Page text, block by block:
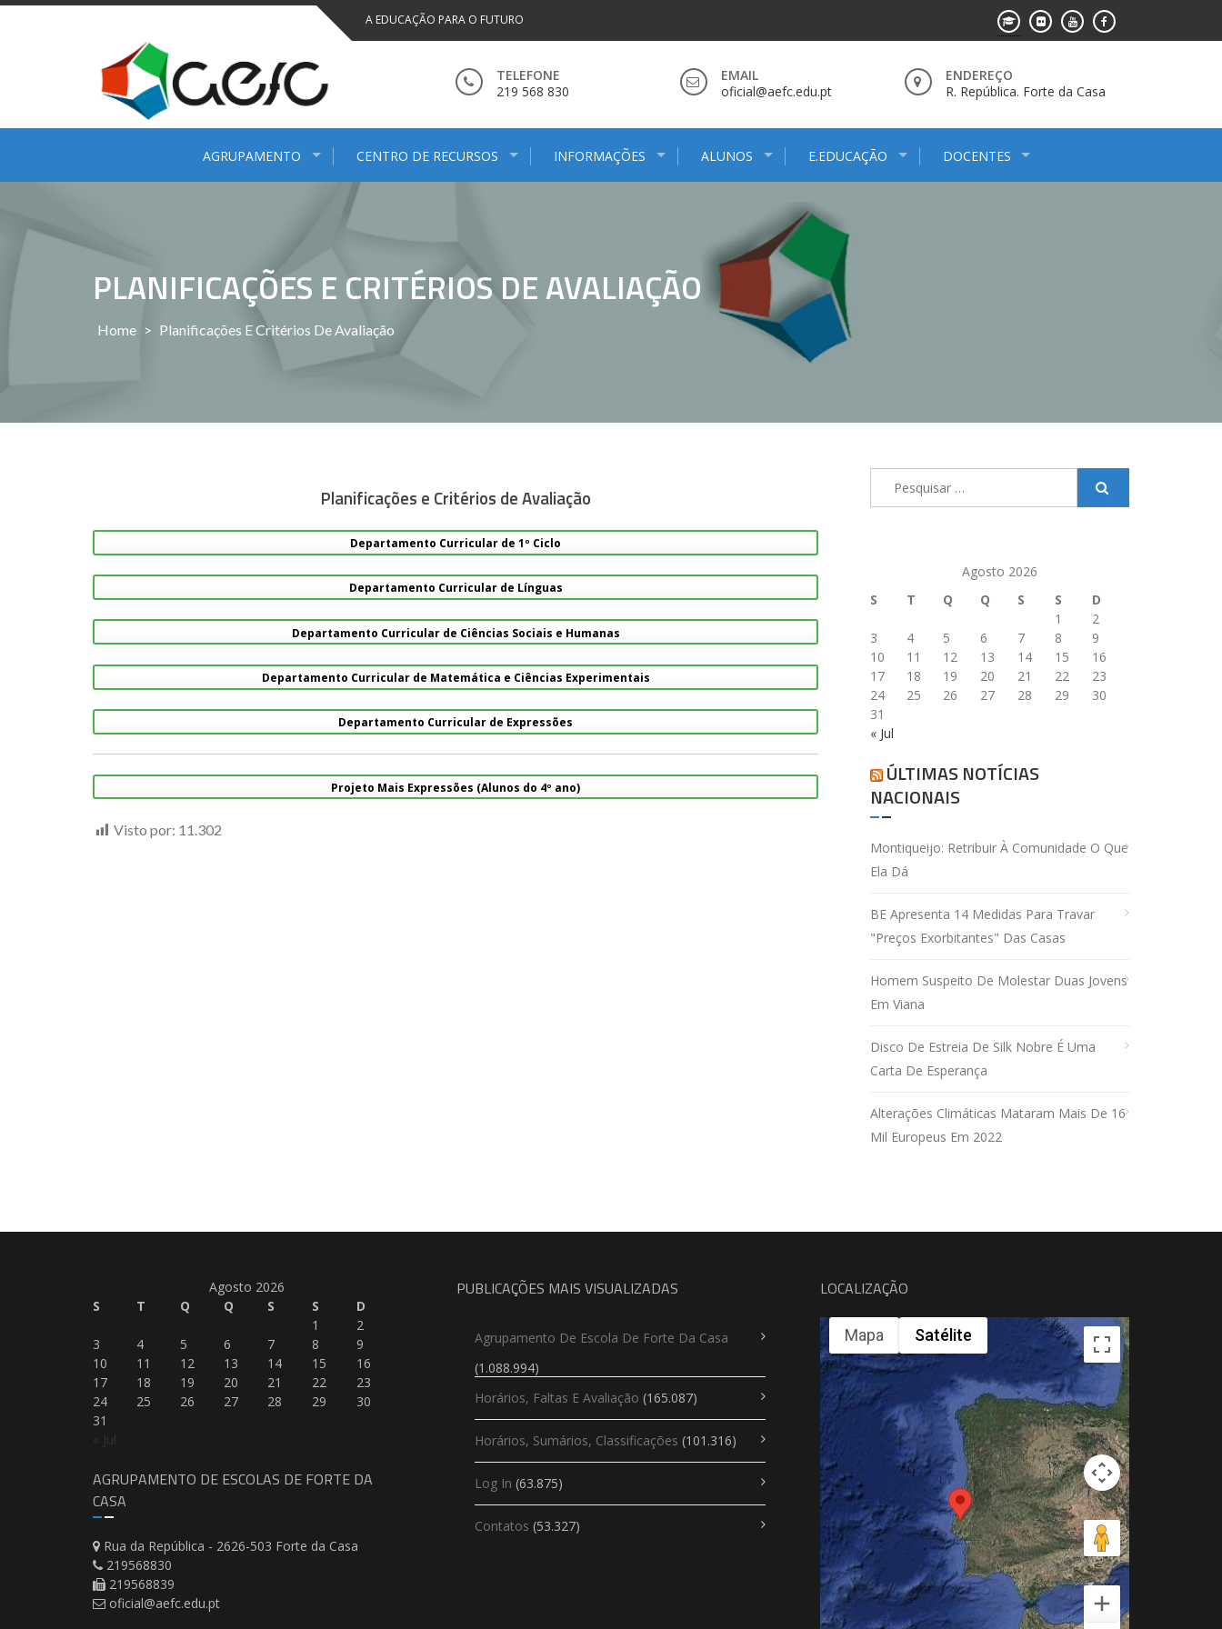
Saltar
A EDUCAÇÃO PARA O FUTURO
TELEFONE
219 568 830
EMAIL
oficial@aefc.edu.pt
ENDEREÇO
R. República. Forte da Casa
AGRUPAMENTO CENTRO DE RECURSOS INFORMAÇÕES ALUNOS E.EDUCAÇÃO DOCENTES
PLANIFICAÇÕES E CRITÉRIOS DE AVALIAÇÃO
Home > Planificações E Critérios De Avaliação
Planificações e Critérios de Avaliação
Departamento Curricular de 1º Ciclo
Departamento Curricular de Línguas
Departamento Curricular de Ciências Sociais e Humanas
Departamento Curricular de Matemática e Ciências Experimentais
Departamento Curricular de Expressões
Projeto Mais Expressões (Alunos do 4º ano)
Visto por: 11.302
Agosto 2026
S
T Q Q S S D
« Jul
1
2
3
4 5 6 7 8
9
10
11 12 13 14 15
16
17
18 19 20 21 22
23
24
25 26 27 28 29
30
31
ÚLTIMAS NOTÍCIAS
NACIONAIS
Montiqueijo: Retribuir À Comunidade O Que
Ela Dá
BE Apresenta 14 Medidas Para Travar
"preços Exorbitantes" Das Casas
Homem Suspeito De Molestar Duas Jovens
Em Viana
Disco De Estreia De Silk Nobre É Uma
Carta De Esperança
Alterações Climáticas Mataram Mais De 16
Mil Europeus Em 2022
Agosto 2026
S
T Q Q S S D
« Jul
1
2
3
4 5 6 7 8
9
10
11 12 13 14 15
16
17
18 19 20 21 22
23
24
25 26 27 28 29
30
31
AGRUPAMENTO DE ESCOLAS DE FORTE DA
CASA
Rua da República - 2626-503 Forte da Casa
219568830
219568839
oficial@aefc.edu.pt
PUBLICAÇÕES MAIS VISUALIZADAS
Agrupamento De Escola De Forte Da Casa
(1.088.994)
Horários, Faltas E Avaliação (165.087)
Horários, Sumários, Classificações (101.316)
Log In (63.875)
Contatos (53.327)
LOCALIZAÇÃO
Mapa Satélite